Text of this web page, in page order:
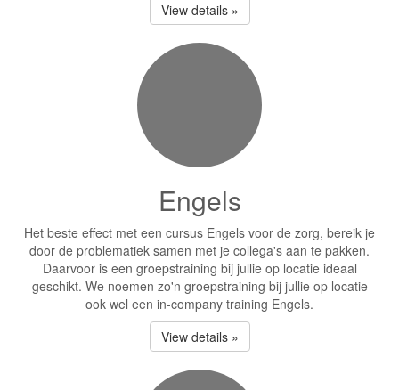
View details »
Engels
Het beste effect met een cursus Engels voor de zorg, bereik je
door de problematiek samen met je collega's aan te pakken.
Daarvoor is een groepstraining bij jullie op locatie ideaal
geschikt. We noemen zo'n groepstraining bij jullie op locatie
ook wel een in-company training Engels.
View details »